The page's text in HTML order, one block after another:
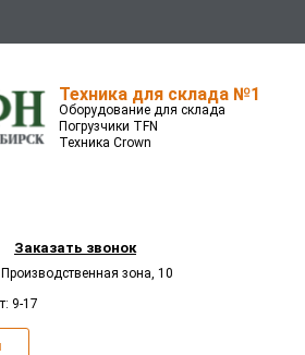
Техника для склада №1
Оборудование для склада
Погрузчики TFN
Техника Crown
Заказать звонок
зона, 10
9-17